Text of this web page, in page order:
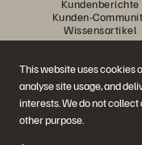
This website uses cookies
analyse site usage, and
interests. We do not
other purpose.
Kundenberichte
Kunden-
Wissensartikel
Folgen Sie